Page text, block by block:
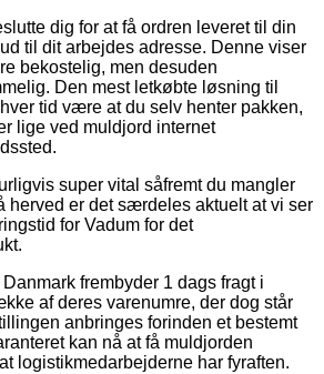
dig for at få ordren leveret til din
til dit arbejdes adresse. Denne viser
bekostelig, men desuden
Den mest letkøbte løsning til
tid være at du selv henter pakken,
lige ved muldjord internet
super vital såfremt du mangler
herved er det særdeles aktuelt at vi ser
for Vadum for det
frembyder 1 dags fragt i
af deres varenumre, der dog står
anbringes forinden et bestemt
kan nå at få muldjorden
logistikmedarbejderne har fyraften.